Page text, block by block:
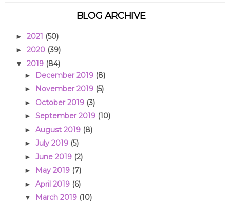
BLOG ARCHIVE
► 2021 (50)
► 2020 (39)
▼ 2019 (84)
► December 2019 (8)
► November 2019 (5)
► October 2019 (3)
► September 2019 (10)
► August 2019 (8)
► July 2019 (5)
► June 2019 (2)
► May 2019 (7)
► April 2019 (6)
▼ March 2019 (10)